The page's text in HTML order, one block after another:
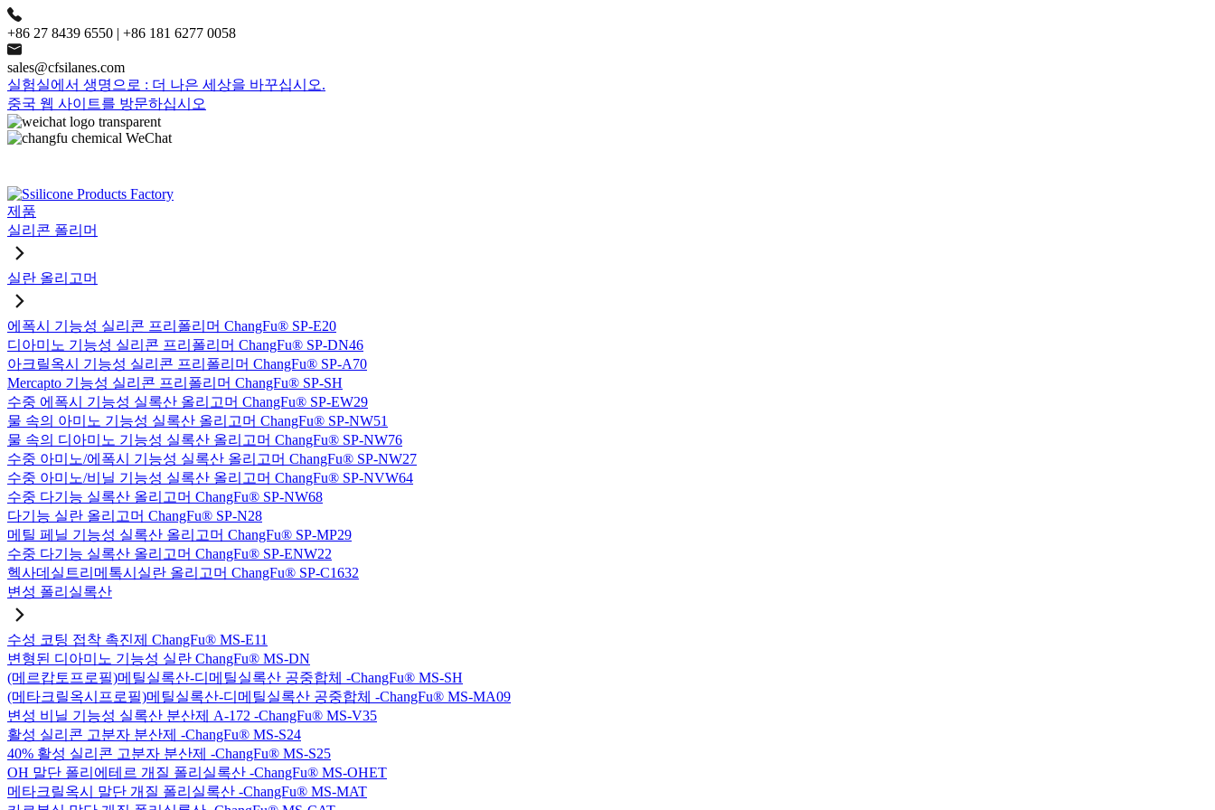
+86 27 8439 6550 | +86 181 6277 0058
sales@cfsilanes.com
실험실에서 생명으로 : 더 나은 세상을 바꾸십시오.
중국 웹 사이트를 방문하십시오
제품
실리콘 폴리머
실란 올리고머
에폭시 기능성 실리콘 프리폴리머 ChangFu® SP-E20
디아미노 기능성 실리콘 프리폴리머 ChangFu® SP-DN46
아크릴옥시 기능성 실리콘 프리폴리머 ChangFu® SP-A70
Mercapto 기능성 실리콘 프리폴리머 ChangFu® SP-SH
수중 에폭시 기능성 실록산 올리고머 ChangFu® SP-EW29
물 속의 아미노 기능성 실록산 올리고머 ChangFu® SP-NW51
물 속의 디아미노 기능성 실록산 올리고머 ChangFu® SP-NW76
수중 아미노/에폭시 기능성 실록산 올리고머 ChangFu® SP-NW27
수중 아미노/비닐 기능성 실록산 올리고머 ChangFu® SP-NVW64
수중 다기능 실록산 올리고머 ChangFu® SP-NW68
다기능 실란 올리고머 ChangFu® SP-N28
메틸 페닐 기능성 실록산 올리고머 ChangFu® SP-MP29
수중 다기능 실록산 올리고머 ChangFu® SP-ENW22
헥사데실트리메톡시실란 올리고머 ChangFu® SP-C1632
변성 폴리실록산
수성 코팅 접착 촉진제 ChangFu® MS-E11
변형된 디아미노 기능성 실란 ChangFu® MS-DN
(메르캅토프로필)메틸실록산-디메틸실록산 공중합체 -ChangFu® MS-SH
(메타크릴옥시프로필)메틸실록산-디메틸실록산 공중합체 -ChangFu® MS-MA09
변성 비닐 기능성 실록산 분산제 A-172 -ChangFu® MS-V35
활성 실리콘 고분자 분산제 -ChangFu® MS-S24
40% 활성 실리콘 고분자 분산제 -ChangFu® MS-S25
OH 말단 폴리에테르 개질 폴리실록산 -ChangFu® MS-OHET
메타크릴옥시 말단 개질 폴리실록산 -ChangFu® MS-MAT